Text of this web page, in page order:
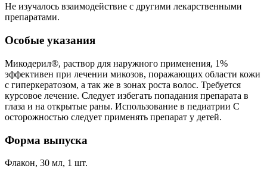
Не изучалось взаимодействие с другими лекарственными
препаратами.
Особые указания
Микодерил®, раствор для наружного применения, 1%
эффективен при лечении микозов, поражающих области кожи
с гиперкератозом, а так же в зонах роста волос. Требуется
курсовое лечение. Следует избегать попадания препарата в
глаза и на открытые раны. Использование в педиатрии С
осторожностью следует применять препарат у детей.
Форма выпуска
Флакон, 30 мл, 1 шт.